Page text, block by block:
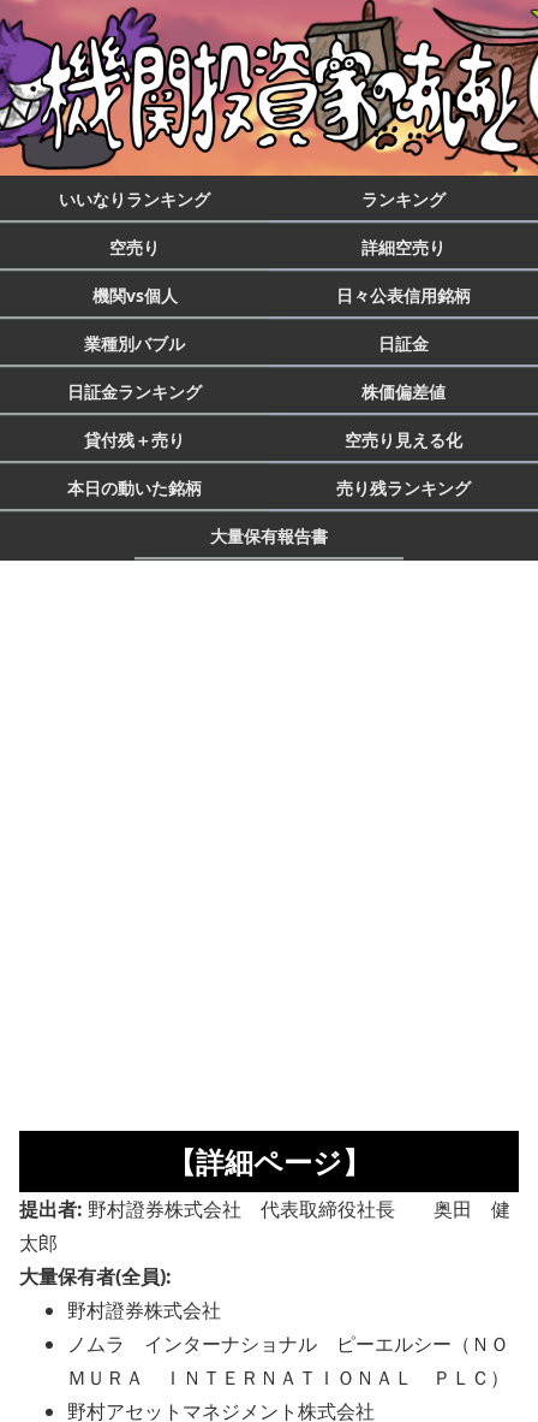
いいなりランキング ランキング
空売り 詳細空売り
機関vs個人 日々公表信用銘柄
業種別バブル 日証金
日証金ランキング 株価偏差値
貸付残＋売り 空売り見える化
本日の動いた銘柄 売り残ランキング
大量保有報告書
【詳細ページ】
提出者: 野村證券株式会社 代表取締役社長 奥田 健
太郎
大量保有者(全員):
野村證券株式会社
ノムラ インターナショナル ピーエルシー（ＮＯ
ＭＵＲＡ ＩＮＴＥＲＮＡＴＩＯＮＡＬ ＰＬＣ）
野村アセットマネジメント株式会社